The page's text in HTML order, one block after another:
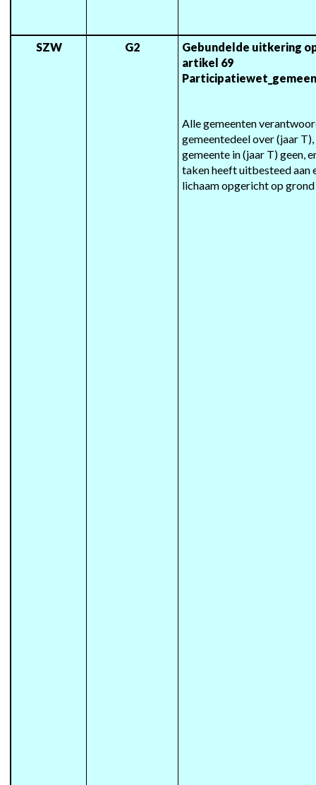
SZW G2
Gebundelde uitkering
artikel 69
Alle gemeenten
gemeentedeel over (jaar
gemeente in (jaar T) geen,
taken heeft uitbesteed aan
lichaam opgericht op